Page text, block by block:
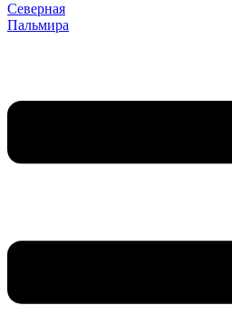
Северная
Пальмира